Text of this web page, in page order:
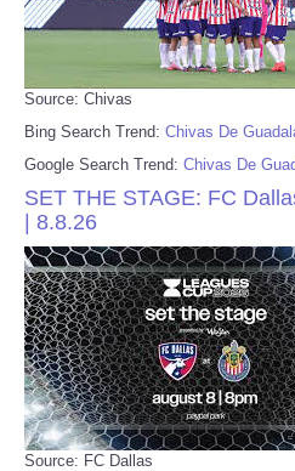
Source: Chivas
Bing Search Trend: Chivas De
Google Search Trend: Chivas De
SET THE STAGE: FC
| 8.8.26
Source: FC Dallas